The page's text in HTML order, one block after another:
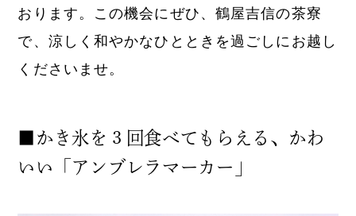
おります。この機会にぜひ、鶴屋吉信の茶寮
で、涼しく和やかなひとときを過ごしにお越し
くださいませ。
■かき氷を３回食べてもらえる、かわ
いい「アンブレラマーカー」